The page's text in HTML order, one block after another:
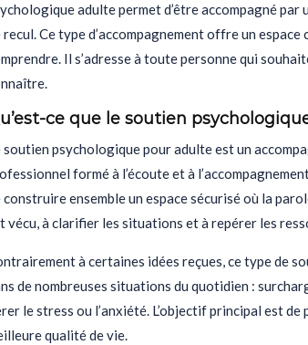
adulte permet d’être accompagné
recul. Ce type d’accompagnement offre un
Il s’adresse à toute personne qui
ce que le soutien
soutien psychologique pour adulte est un
formé à l’écoute et à
construire ensemble un espace sécurisé où la
vécu, à clarifier les situations et à repérer les
à certaines idées reçues, ce type de
de nombreuses situations du quotidien :
le stress ou l’anxiété. L’objectif principal est
qualité de vie.